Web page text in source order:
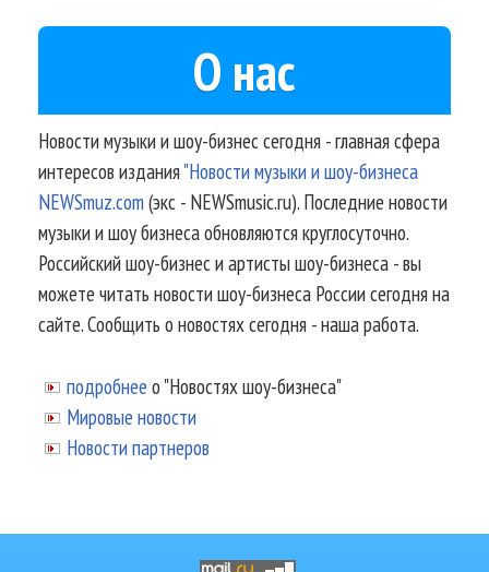
О нас
Новости музыки и шоу-бизнес сегодня - главная сфера
интересов издания"Новости музыки и шоу-бизнеса
NEWSmuz.com(экс - NEWSmusic.ru). Последние новости
музыки и шоу бизнеса обновляются круглосуточно.
Российский шоу-бизнес и артисты шоу-бизнеса - вы
можете читать новости шоу-бизнеса России сегодня на
сайте. Сообщить о новостях сегодня - наша работа.
подробнее о "Новостях шоу-бизнеса"
Мировые новости
Новости партнеров